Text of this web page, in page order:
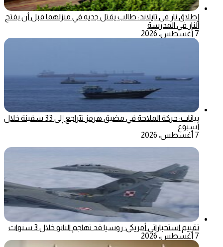
إطلاق نار في تايلاند: طالب يقتل جديه في منزلهما قبل أن يفتح
النار في المدرسة
7 أغسطس، 2026
بيانات: حركة الملاحة في مضيق هرمز تتراجع إلى 33 سفينة خلال
أسبوع
7 أغسطس، 2026
تقييم استخباراتي أمريكي: روسيا قد تهاجم الناتو خلال 3 سنوات
7 أغسطس، 2026